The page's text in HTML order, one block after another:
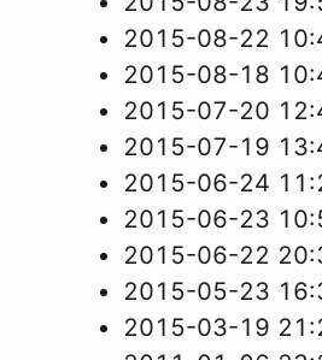
2015-08-22
2015-08-18
2015-07-20
2015-07-19
2015-06-24
2015-06-23
2015-06-22
2015-05-23
2015-03-19